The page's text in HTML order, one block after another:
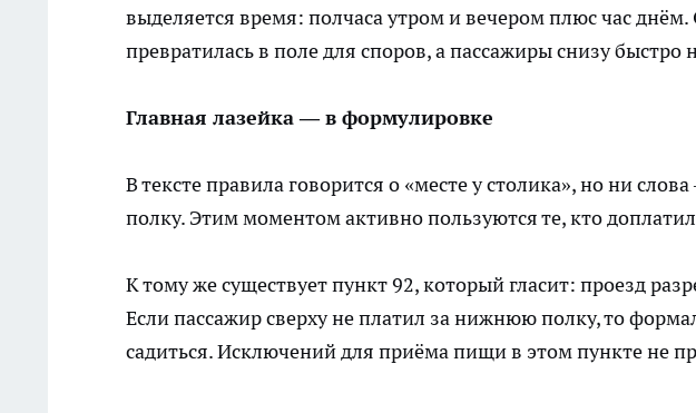
выделяется время: полчаса утром и вечером плюс час
превратилась в поле для споров, а пассажиры снизу быстро
Главная лазейка — в формулировке
В тексте правила говорится о «месте у столика», но ни
полку. Этим моментом активно пользуются те, кто
К тому же существует пункт 92, который гласит: проезд
Если пассажир сверху не платил за нижнюю полку, то
садиться. Исключений для приёма пищи в этом пункте не